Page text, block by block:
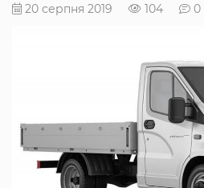
20 серпня 2019 104 0